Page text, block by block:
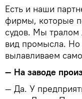
Есть и наши
фирмы, которые
судов. Мы тралом
вид промысла.
вылавливаем
— На заводе
— Да. У